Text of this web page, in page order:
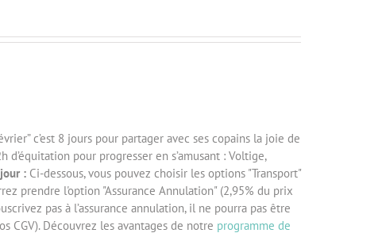
c’est 8 jours pour partager avec ses copains la joie de
d’équitation pour progresser en s’amusant : Voltige,
:Ci-dessous, vous pouvez choisir les options "Transport"
prendre l'option "Assurance Annulation" (2,95% du prix
pas à l’assurance annulation, il ne pourra pas être
CGV). Découvrez les avantages de notre programme de